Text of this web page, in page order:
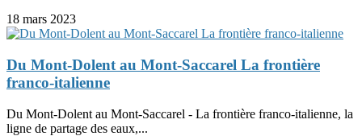
18 mars 2023
Du Mont-Dolent au Mont-Saccarel La frontière
franco-italienne
Du Mont-Dolent au Mont-Saccarel - La frontière franco-italienne, la
ligne de partage des eaux,...